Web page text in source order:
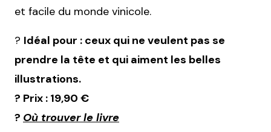
et facile du monde vinicole.
? Idéal pour : ceux qui ne veulent pas se
prendre la tête et qui aiment les belles
illustrations.
? Prix : 19,90 €
? Où trouver le livre